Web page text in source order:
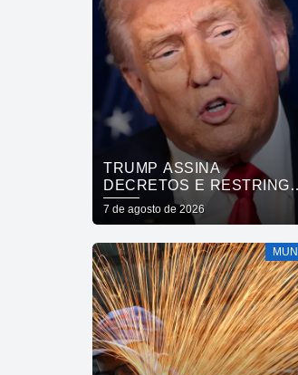
TRUMP ASSINA
DECRETOS E RESTRINGE
CIDADANIA POR
NASCIMENTO
7 de agosto de 2026